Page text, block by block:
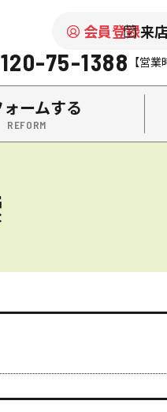
なら、株式会社後藤組
会員登録来
75-1388 【営
ォームする